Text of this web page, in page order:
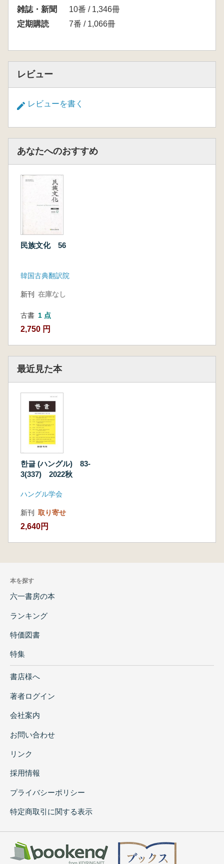
雑誌・新聞
10番 / 1,346冊
定期購読
7番 / 1,066冊
レビュー
レビューを書く
あなたへのおすすめ
民族文化 56
韓国古典翻訳院
新刊 在庫なし
古書 1 点
2,750 円
最近見た本
한글 (ハングル) 83-
3(337) 2022秋
ハングル学会
新刊 取り寄せ
2,640円
本を探す
六一書房の本
ランキング
特価図書
特集
書店様へ
著者ログイン
会社案内
お問い合わせ
リンク
採用情報
プライバシーポリシー
特定商取引に関する表示